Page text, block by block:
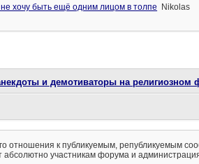
хочу быть ещё одним лицом в толпе Nikolas
и демотиваторы на
отношения к публикуемым, републикуемым
участникам форума и